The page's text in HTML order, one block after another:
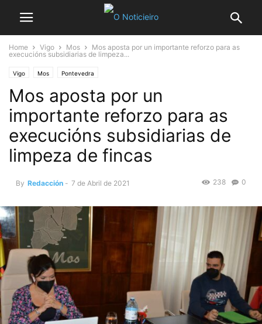
Home Vigo Mos
Mos aposta por un importante reforzo para as
execucións subsidiarias de limpeza...
Vigo Mos Pontevedra
Mos aposta por un
importante reforzo para as
execucións subsidiarias de
limpeza de fincas
By Redacción - 7 de Abril de 2021 0
238